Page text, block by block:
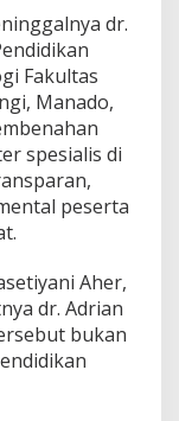
dr.
Fakultas
Manado,
spesialis di
peserta
Aher,
dr. Adrian
bukan